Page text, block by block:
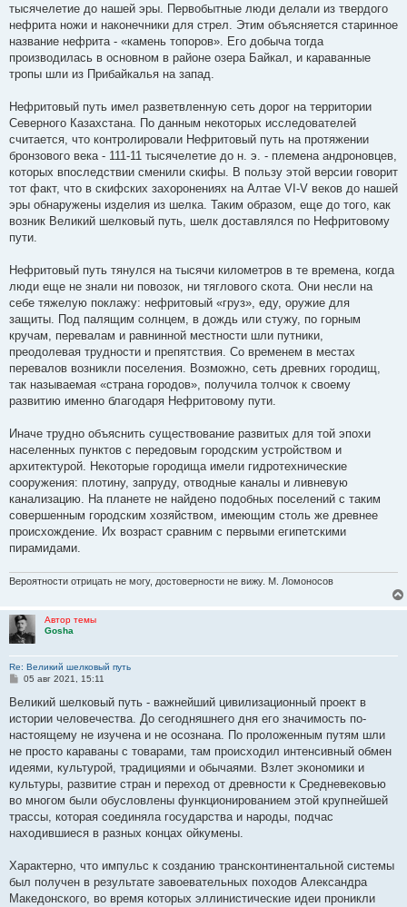
тысячелетие до нашей эры. Первобытные люди делали из твердого
нефрита ножи и наконечники для стрел. Этим объясняется старинное
название нефрита - «камень топоров». Его добыча тогда
производилась в основном в районе озера Байкал, и караванные
тропы шли из Прибайкалья на запад.
Нефритовый путь имел разветвленную сеть дорог на территории
Северного Казахстана. По данным некоторых исследователей
считается, что контролировали Нефритовый путь на протяжении
бронзового века - 111-11 тысячелетие до н. э. - племена андроновцев,
которых впоследствии сменили скифы. В пользу этой версии говорит
тот факт, что в скифских захоронениях на Алтае VI-V веков до нашей
эры обнаружены изделия из шелка. Таким образом, еще до того, как
возник Великий шелковый путь, шелк доставлялся по Нефритовому
пути.
Нефритовый путь тянулся на тысячи километров в те времена, когда
люди еще не знали ни повозок, ни тяглового скота. Они несли на
себе тяжелую поклажу: нефритовый «груз», еду, оружие для
защиты. Под палящим солнцем, в дождь или стужу, по горным
кручам, перевалам и равнинной местности шли путники,
преодолевая трудности и препятствия. Со временем в местах
перевалов возникли поселения. Возможно, сеть древних городищ,
так называемая «страна городов», получила толчок к своему
развитию именно благодаря Нефритовому пути.
Иначе трудно объяснить существование развитых для той эпохи
населенных пунктов с передовым городским устройством и
архитектурой. Некоторые городища имели гидротехнические
сооружения: плотину, запруду, отводные каналы и ливневую
канализацию. На планете не найдено подобных поселений с таким
совершенным городским хозяйством, имеющим столь же древнее
происхождение. Их возраст сравним с первыми египетскими
пирамидами.
Вероятности отрицать не могу, достоверности не вижу. М. Ломоносов
Автор темы
Gosha
Re: Великий шелковый путь
С
о
щ
е
и
е
05 авг 2021, 15:11
Великий шелковый путь - важнейший цивилизационный проект в
истории человечества. До сегодняшнего дня его значимость по-
настоящему не изучена и не осознана. По проложенным путям шли
не просто караваны с товарами, там происходил интенсивный обмен
идеями, культурой, традициями и обычаями. Взлет экономики и
культуры, развитие стран и переход от древности к Средневековью
во многом были обусловлены функционированием этой крупнейшей
трассы, которая соединяла государства и народы, подчас
находившиеся в разных концах ойкумены.
Характерно, что импульс к созданию трансконтинентальной системы
был получен в результате завоевательных походов Александра
Македонского, во время которых эллинистические идеи проникли